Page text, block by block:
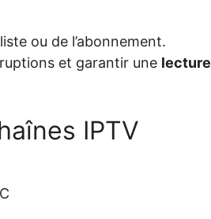
ou de l’abonnement.
et garantir une lecture
IPTV